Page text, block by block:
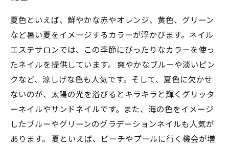
夏色といえば、鮮やかな赤やオレンジ、黄色、グリーン
など暑い夏をイメージするカラーが浮かびます。ネイル
エステサロンでは、この季節にぴったりなカラーを使っ
たネイルを提供しています。 爽やかなブルーや淡いピン
クなど、涼しげな色も人気です。そして、夏色に欠かせ
ないのが、太陽の光を浴びるとキラキラと輝くグリッタ
ーネイルやサンドネイルです。また、海の色をイメージ
したブルーやグリーンのグラデーションネイルも人気が
あります。 夏といえば、ビーチやプールに行く機会が増